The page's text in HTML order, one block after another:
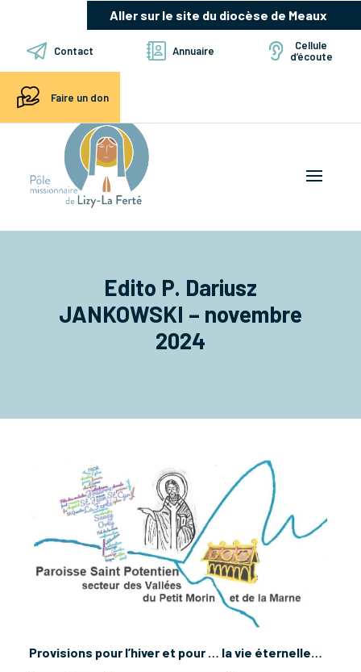
Aller sur le site du diocèse de Meaux
Contact Annuaire
Cellule
d’écoute
Faire un don
Edito P. Dariusz
JANKOWSKI – novembre
2024
Provisions pour l’hiver et pour … la vie éternelle…